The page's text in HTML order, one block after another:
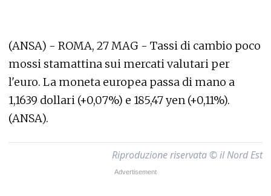
(ANSA) - ROMA, 27 MAG - Tassi di cambio poco
mossi stamattina sui mercati valutari per
l'euro. La moneta europea passa di mano a
1,1639 dollari (+0,07%) e 185,47 yen (+0,11%).
(ANSA).
Riproduzione riservata © il Nord Est